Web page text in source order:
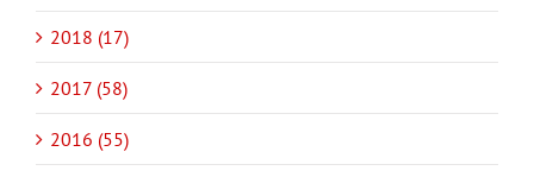
2018 (17)
2017 (58)
2016 (55)